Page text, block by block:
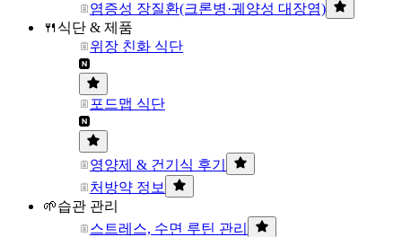
염증성 장질환(크론병·궤양성 대장염)
🍴식단 & 제품
위장 친화 식단
포드맵 식단
영양제 & 건기식 후기
처방약 정보
🌱습관 관리
스트레스, 수면 루틴 관리